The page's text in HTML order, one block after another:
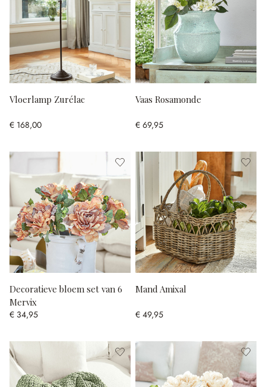
Vloerlamp Zurélac
€ 168,00
Vaas Rosamonde
€ 69,95
Decoratieve bloem set van 6
Mervix
€ 34,95
Mand Amixal
€ 49,95